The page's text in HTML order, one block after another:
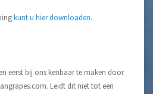
kunt u hier downloaden.
eerst bij ons kenbaar te maken door
. Leidt dit niet tot een